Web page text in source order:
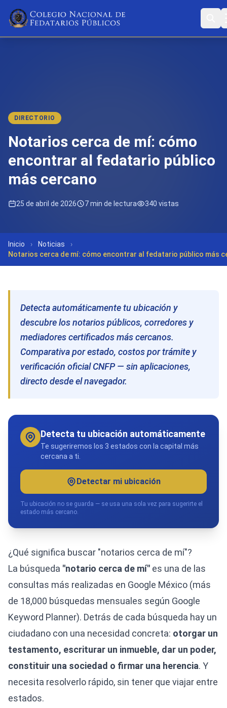
DIRECTORIO
Notarios cerca de mí: cómo
encontrar al fedatario público
más cercano
25 de abril de 2026 7 min de lectura 340 vistas
Inicio › Noticias
›
Notarios cerca de mí: cómo encontrar al fedatario público más
Detecta automáticamente tu ubicación y
descubre los notarios públicos, corredores y
mediadores certificados más cercanos.
Comparativa por estado, costos por trámite y
verificación oficial CNFP — sin aplicaciones,
directo desde el navegador.
Detecta tu ubicación automáticamente
Te sugeriremos los 3 estados con la capital más
cercana a ti.
Detectar mi ubicación
Tu ubicación no se guarda — se usa una sola vez para sugerirte el
estado más cercano.
¿Qué significa buscar "notarios cerca de mí"?
La búsqueda "notario cerca de mí" es una de las
consultas más realizadas en Google México (más
de 18,000 búsquedas mensuales según Google
Keyword Planner). Detrás de cada búsqueda hay un
ciudadano con una necesidad concreta: otorgar un
testamento, escriturar un inmueble, dar un poder,
constituir una sociedad o firmar una herencia. Y
necesita resolverlo rápido, sin tener que viajar entre
estados.